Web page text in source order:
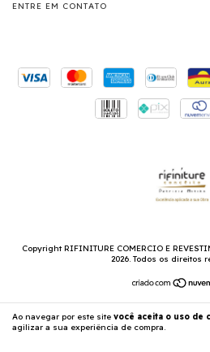
Ao navegar por este site você aceita o uso de
agilizar a sua experiência de compra.
ENTRE EM CONTATO
Copyright RIFINITURE COMERCIO E
2026. Todos os direitos